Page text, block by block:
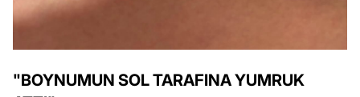
"BOYNUMUN SOL TARAFINA YUMRUK